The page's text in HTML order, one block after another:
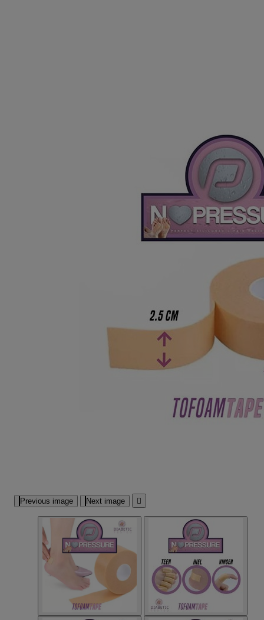
Previous image Next image 